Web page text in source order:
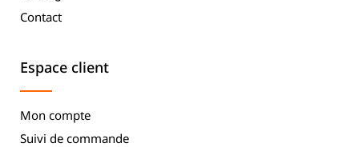
Contact
Espace client
Mon compte
Suivi de commande